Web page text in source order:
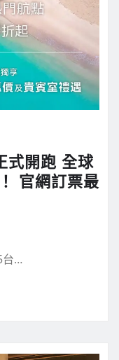
式開跑 全球
官網訂票最
台…